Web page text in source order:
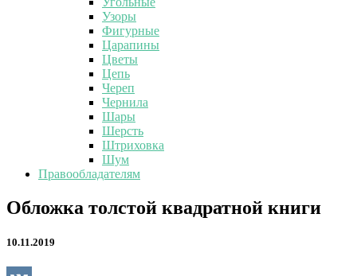
Узоры
Фигурные
Царапины
Цветы
Цепь
Череп
Чернила
Шары
Шерсть
Штриховка
Шум
Правообладателям
Обложка
толстой
книги
Обложка толстой квадратной книги
10.11.2019